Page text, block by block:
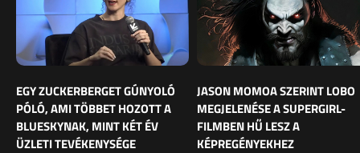
EGY ZUCKERBERGET GÚNYOLÓ
PÓLÓ, AMI TÖBBET HOZOTT A
BLUESKYNAK, MINT KÉT ÉV
ÜZLETI TEVÉKENYSÉGE
JASON MOMOA SZERINT LOBO
MEGJELENÉSE A SUPERGIRL-
FILMBEN HŰ LESZ A
KÉPREGÉNYEKHEZ